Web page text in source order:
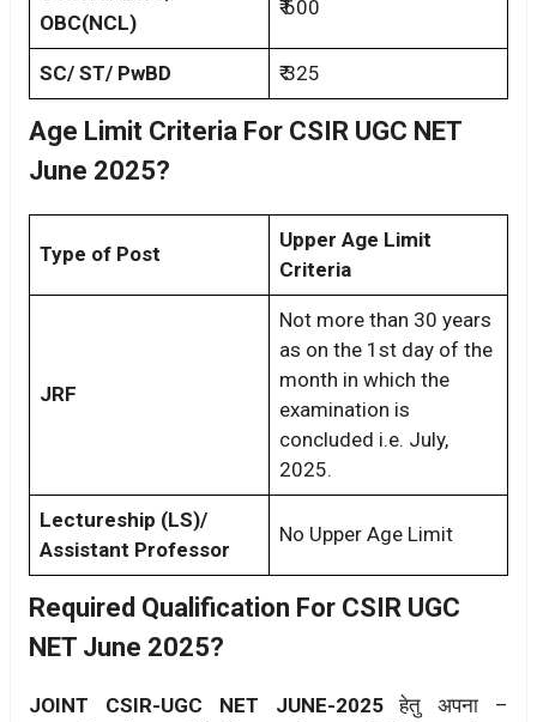
OBC(NCL)
₹ 600
SC/ ST/ PwBD ₹ 325
Age Limit Criteria For CSIR UGC NET
June 2025?
Type of Post
Upper Age Limit
Criteria
JRF
Not more than 30 years
as on the 1st day of the
month in which the
examination is
concluded i.e. July,
2025.
Lectureship (LS)/
Assistant Professor
No Upper Age Limit
Required Qualification For CSIR UGC
NET June 2025?
JOINT CSIR-UGC NET JUNE-2025हेतु अपना –